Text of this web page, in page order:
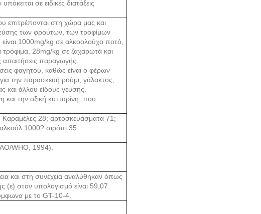
σε ειδικές διατάξεις
επιτρέπονται στη χώρα μας και
των φρούτων, των τροφίμων
1000mg/kg σε αλκοολούχο ποτό,
28mg/kg σε ζαχαρωτά και
παραγωγής.
φαγητού, καθώς είναι ο φέρων
την παρασκευή ρούμι, γάλακτος,
άλλου είδους γεύσης.
και την οξική κυτταρίνη, που
28; αρτοσκευάσματα 71;
1000? σιρόπι 35.
WHO, 1994).
και στη συνέχεια αναλύθηκαν όπως
στον υπολογισμό είναι 59,07.
με το GT-10-4.